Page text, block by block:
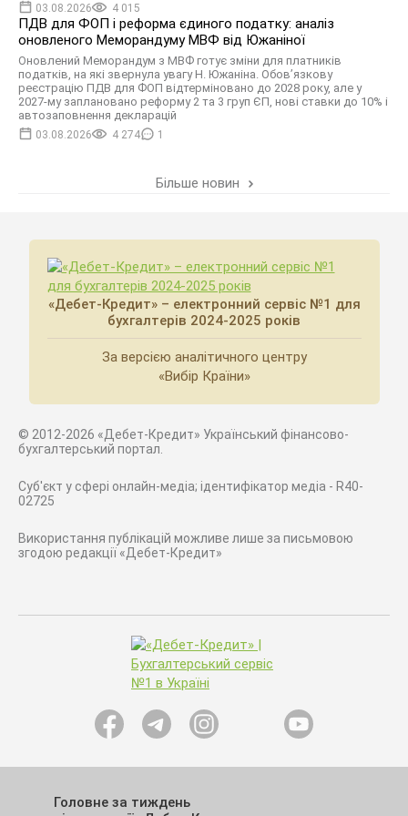
03.08.2026 4 015
ПДВ для ФОП і реформа єдиного податку: аналіз
оновленого Меморандуму МВФ від Южаніної
Оновлений Меморандум з МВФ готує зміни для платників
податків, на які звернула увагу Н. Южаніна. Обов’язкову
реєстрацію ПДВ для ФОП відтерміновано до 2028 року, але у
2027-му заплановано реформу 2 та 3 груп ЄП, нові ставки до 10% і
автозаповнення декларацій
03.08.2026 4 274 1
Більше новин
«Дебет-Кредит» – електронний сервіс №1 для
бухгалтерів 2024-2025 років
За версією аналітичного центру
«Вибір Країни»
© 2012-2026 «Дебет-Кредит» Український фінансово-
бухгалтерський портал.
Суб'єкт у сфері онлайн-медіа; ідентифікатор медіа - R40-
02725
Використання публікацій можливе лише за письмовою
згодою редакції «Дебет-Кредит»
Головне за тиждень